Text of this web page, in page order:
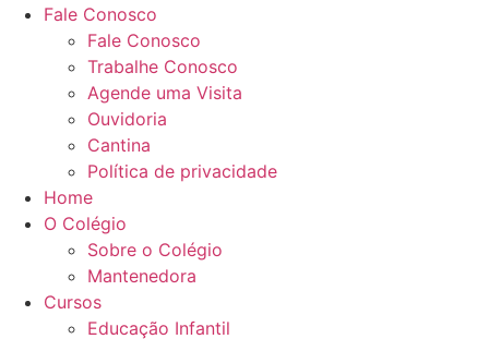
Fale Conosco
Fale Conosco
Trabalhe Conosco
Agende uma Visita
Ouvidoria
Cantina
Política de privacidade
Home
O Colégio
Sobre o Colégio
Mantenedora
Cursos
Educação Infantil